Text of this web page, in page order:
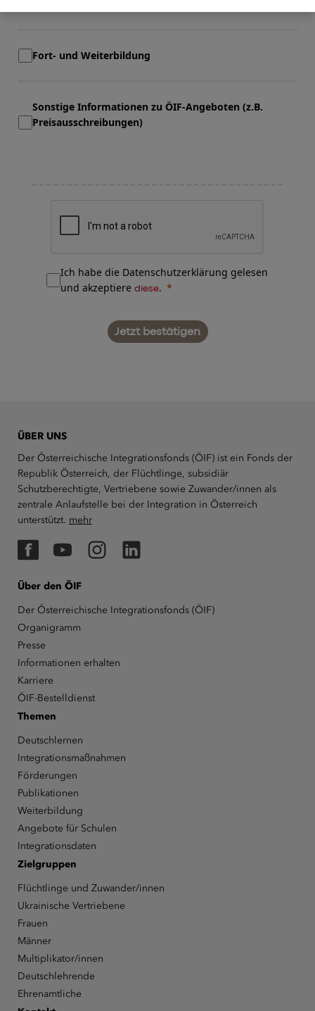
Fort- und Weiterbildung
Sonstige Informationen zu ÖIF-Angeboten (z.B.
Preisausschreibungen)
Ich habe die Datenschutzerklärung gelesen
und akzeptiere diese.
Jetzt bestätigen
ÜBER UNS
Der Österreichische Integrationsfonds (ÖIF) ist ein Fonds der
Republik Österreich, der Flüchtlinge, subsidiär
Schutzberechtigte, Vertriebene sowie Zuwander/innen als
zentrale Anlaufstelle bei der Integration in Österreich
unterstützt. mehr
FacebookYouTubeInstagramLinkedIn
Über den ÖIF
Der Österreichische Integrationsfonds (ÖIF)
Organigramm
Presse
Informationen erhalten
Karriere
ÖIF-Bestelldienst
Themen
Deutschlernen
Integrationsmaßnahmen
Förderungen
Publikationen
Weiterbildung
Angebote für Schulen
Integrationsdaten
Zielgruppen
Flüchtlinge und Zuwander/innen
Ukrainische Vertriebene
Frauen
Männer
Multiplikator/innen
Deutschlehrende
Ehrenamtliche